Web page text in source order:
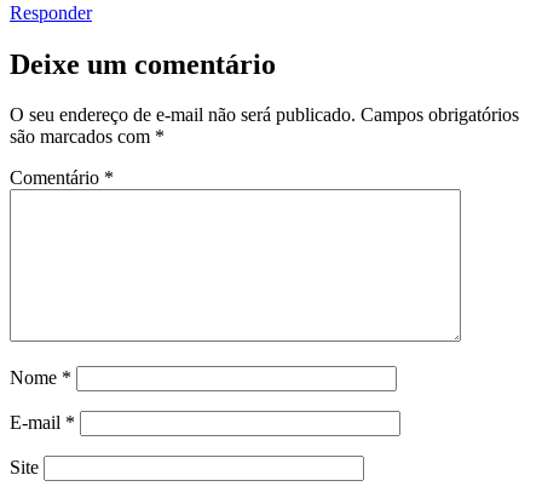
Responder
Deixe um comentário
O seu endereço de e-mail não será publicado. Campos obrigatórios
são marcados com *
Comentário *
Nome *
E-mail *
Site